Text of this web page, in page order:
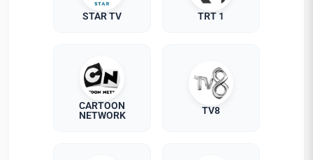
STAR TV TRT 1
CARTOON
NETWORK
TV8